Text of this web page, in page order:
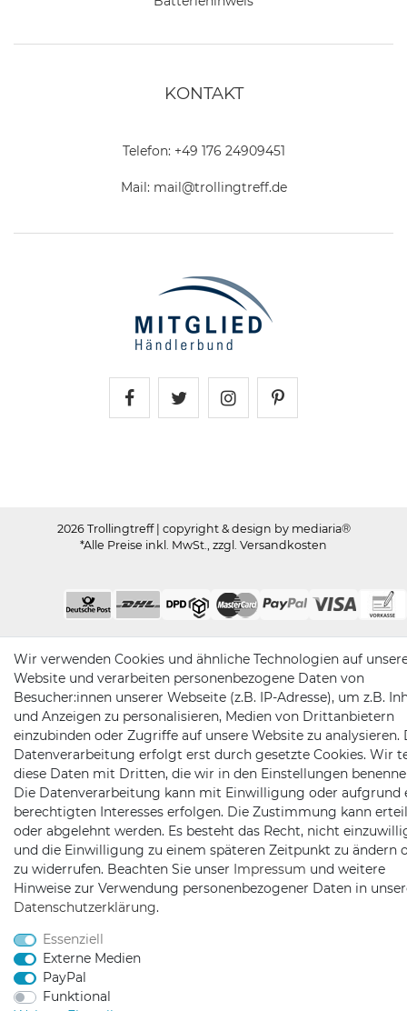
KONTAKT
Telefon: +49 176 24909451
Mail: mail@trollingtreff.de
2026 Trollingtreff | copyright & design by mediaria®
*Alle Preise inkl. MwSt., zzgl. Versandkosten
Wir verwenden Cookies und ähnliche Technologien auf
Website und verarbeiten personenbezogene Daten von
Besucher:innen unserer Webseite (z.B. IP-Adresse), um z.B.
und Anzeigen zu personalisieren, Medien von Drittanbietern
einzubinden oder Zugriffe auf unsere Website zu analysieren.
Datenverarbeitung erfolgt erst durch gesetzte Cookies. Wir
diese Daten mit Dritten, die wir in den Einstellungen
Die Datenverarbeitung kann mit Einwilligung oder aufgrund
berechtigten Interesses erfolgen. Die Zustimmung kann
oder abgelehnt werden. Es besteht das Recht, nicht
und die Einwilligung zu einem späteren Zeitpunkt zu ändern
zu widerrufen. Beachten Sie unser Impressum und weitere
Hinweise zur Verwendung personenbezogener Daten in
Daten­schutz­erklärung.
Essenziell
Externe Medien
PayPal
Funktional